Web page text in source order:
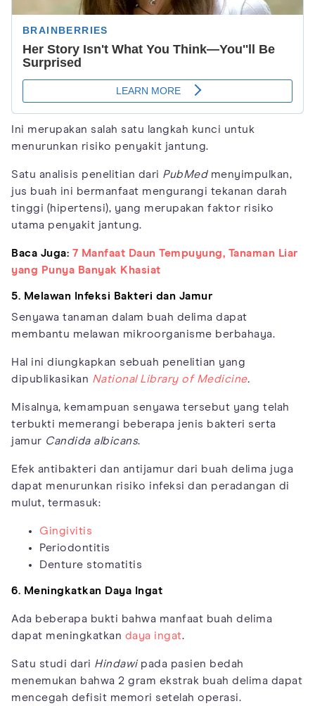
Ini merupakan salah satu langkah kunci untuk
menurunkan risiko penyakit jantung.
Satu analisis penelitian dari PubMedmenyimpulkan,
jus buah ini bermanfaat mengurangi tekanan darah
tinggi (hipertensi), yang merupakan faktor risiko
utama penyakit jantung.
Baca Juga: 7 Manfaat Daun Tempuyung, Tanaman Liar
yang Punya Banyak Khasiat
5. Melawan Infeksi Bakteri dan Jamur
Senyawa tanaman dalam buah delima dapat
membantu melawan mikroorganisme berbahaya.
Hal ini diungkapkan sebuah penelitian yang
dipublikasikan National Library of Medicine.
Misalnya, kemampuan senyawa tersebut yang telah
terbukti memerangi beberapa jenis bakteri serta
jamur Candida albicans.
Efek antibakteri dan antijamur dari buah delima juga
dapat menurunkan risiko infeksi dan peradangan di
mulut, termasuk:
Gingivitis
Periodontitis
Denture stomatitis
6. Meningkatkan Daya Ingat
Ada beberapa bukti bahwa manfaat buah delima
dapat meningkatkan daya ingat.
Satu studi dari Hindawipada pasien bedah
menemukan bahwa 2 gram ekstrak buah delima dapat
mencegah defisit memori setelah operasi.